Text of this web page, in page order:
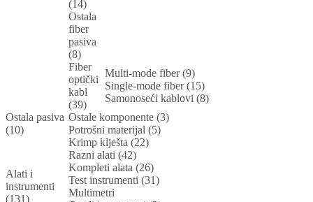
(14)
Ostala
fiber
pasiva
(8)
Fiber
optički
kabl
(39)
Multi-mode fiber (9)
Single-mode fiber (15)
Samonoseći kablovi (8)
Ostala pasiva
(10)
Ostale komponente (3)
Potrošni materijal (5)
Alati i
instrumenti
(131)
Krimp klješta (22)
Razni alati (42)
Kompleti alata (26)
Test instrumenti (31)
Multimetri